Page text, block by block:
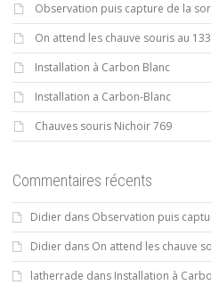
Observation puis capture de la
On attend les chauve souris au
Installation à Carbon Blanc
Installation a Carbon-Blanc
Chauves souris Nichoir 769
Commentaires récents
Didier dans Observation puis
Didier dans On attend les chauve
latherrade dans Installation à